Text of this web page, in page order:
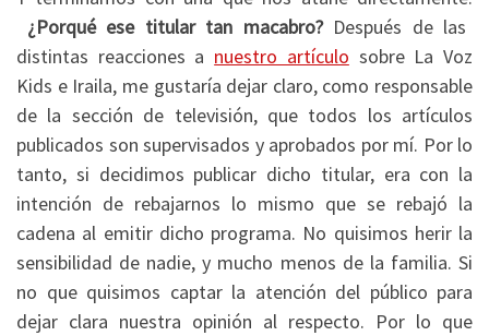
¿Porqué ese titular tan macabro?Después de las
distintas reacciones a nuestro artículo sobre La Voz
Kids e Iraila, me gustaría dejar claro, como responsable
de la sección de televisión, que todos los artículos
publicados son supervisados y aprobados por mí. Por lo
tanto, si decidimos publicar dicho titular, era con la
intención de rebajarnos lo mismo que se rebajó la
cadena al emitir dicho programa. No quisimos herir la
sensibilidad de nadie, y mucho menos de la familia. Si
no que quisimos captar la atención del público para
dejar clara nuestra opinión al respecto. Por lo que